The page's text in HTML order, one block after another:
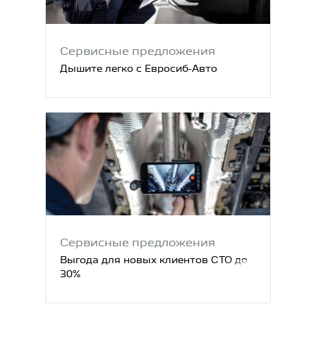
Сервисные предложения
Дышите легко с Евросиб‑Авто
Сервисные предложения
Выгода для новых клиентов СТО до
30%